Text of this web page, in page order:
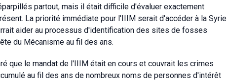
partout, mais il était difficile d'évaluer exactement
La priorité immédiate pour l'IIIM serait d'accéder à la Syrie
aider au processus d'identification des sites de fosses
du Mécanisme au fil des ans.
que le mandat de l'IIIM était en cours et couvrait les crimes
au fil des ans de nombreux noms de personnes d'intérêt